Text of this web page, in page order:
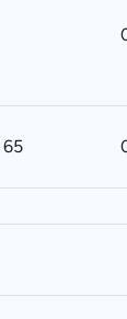
65